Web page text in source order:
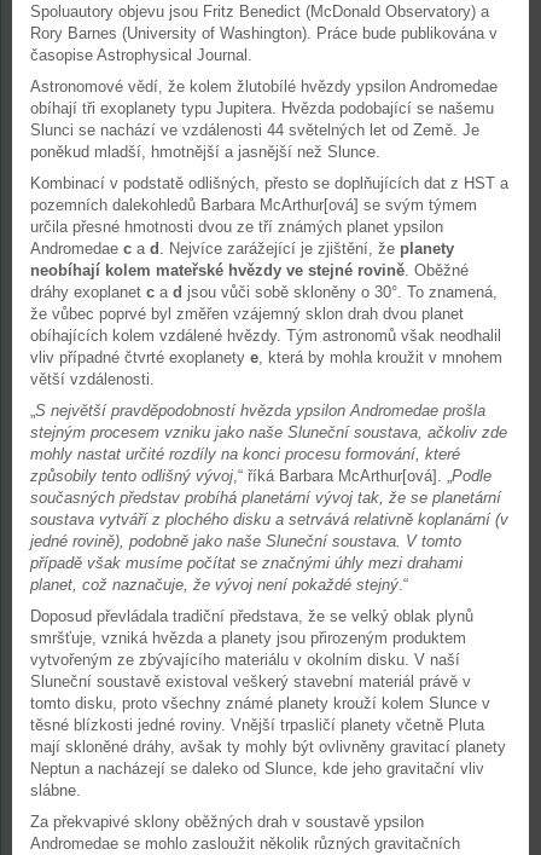
Spoluautory objevu jsou Fritz Benedict (McDonald Observatory) a
Rory Barnes (University of Washington). Práce bude publikována v
časopise Astrophysical Journal.
Astronomové vědí, že kolem žlutobílé hvězdy ypsilon Andromedae
obíhají tři exoplanety typu Jupitera. Hvězda podobající se našemu
Slunci se nachází ve vzdálenosti 44 světelných let od Země. Je
poněkud mladší, hmotnější a jasnější než Slunce.
Kombinací v podstatě odlišných, přesto se doplňujících dat z HST a
pozemních dalekohledů Barbara McArthur[ová] se svým týmem
určila přesné hmotnosti dvou ze tří známých planet ypsilon
Andromedae c a d . Nejvíce zarážející je zjištění, že planety
neobíhají kolem mateřské hvězdy ve stejné rovině. Oběžné
dráhy exoplanet c a d jsou vůči sobě skloněny o 30°. To znamená,
že vůbec poprvé byl změřen vzájemný sklon drah dvou planet
obíhajících kolem vzdálené hvězdy. Tým astronomů však neodhalil
vliv případné čtvrté exoplanety e, která by mohla kroužit v mnohem
větší vzdálenosti.
„S největší pravděpodobností hvězda ypsilon Andromedae prošla
stejným procesem vzniku jako naše Sluneční soustava, ačkoliv zde
mohly nastat určité rozdíly na konci procesu formování, které
způsobily tento odlišný vývoj,“ říká Barbara McArthur[ová]. „Podle
současných představ probíhá planetární vývoj tak, že se planetární
soustava vytváří z plochého disku a setrvává relativně koplanární (v
jedné rovině), podobně jako naše Sluneční soustava. V tomto
případě však musíme počítat se značnými úhly mezi drahami
planet, což naznačuje, že vývoj není pokaždé stejný.“
Doposud převládala tradiční představa, že se velký oblak plynů
smršťuje, vzniká hvězda a planety jsou přirozeným produktem
vytvořeným ze zbývajícího materiálu v okolním disku. V naší
Sluneční soustavě existoval veškerý stavební materiál právě v
tomto disku, proto všechny známé planety krouží kolem Slunce v
těsné blízkosti jedné roviny. Vnější trpasličí planety včetně Pluta
mají skloněné dráhy, avšak ty mohly být ovlivněny gravitací planety
Neptun a nacházejí se daleko od Slunce, kde jeho gravitační vliv
slábne.
Za překvapivé sklony oběžných drah v soustavě ypsilon
Andromedae se mohlo zasloužit několik různých gravitačních